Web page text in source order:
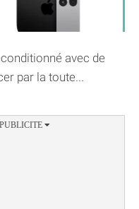
avec de
par la toute...